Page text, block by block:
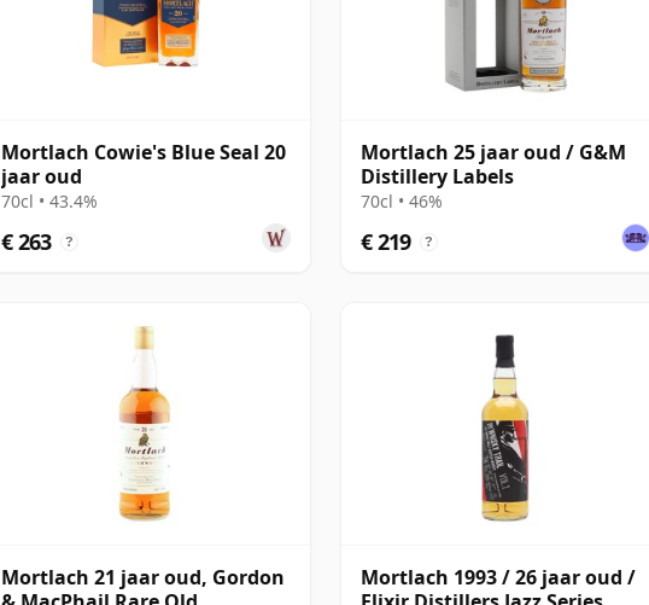
Mortlach Cowie's Blue Seal 20
jaar oud
70cl • 43.4%
€ 263 ?
Mortlach 25 jaar oud / G&M
Distillery Labels
70cl • 46%
€ 219 ?
Mortlach 21 jaar oud, Gordon
Mortlach 1993 / 26 jaar oud /